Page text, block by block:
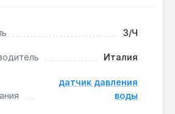
диапазон 0,2–2 бар позволяет
контура.
ударов:запас
бар предотвращает
З/Ч
Италия
датчик давления
воды